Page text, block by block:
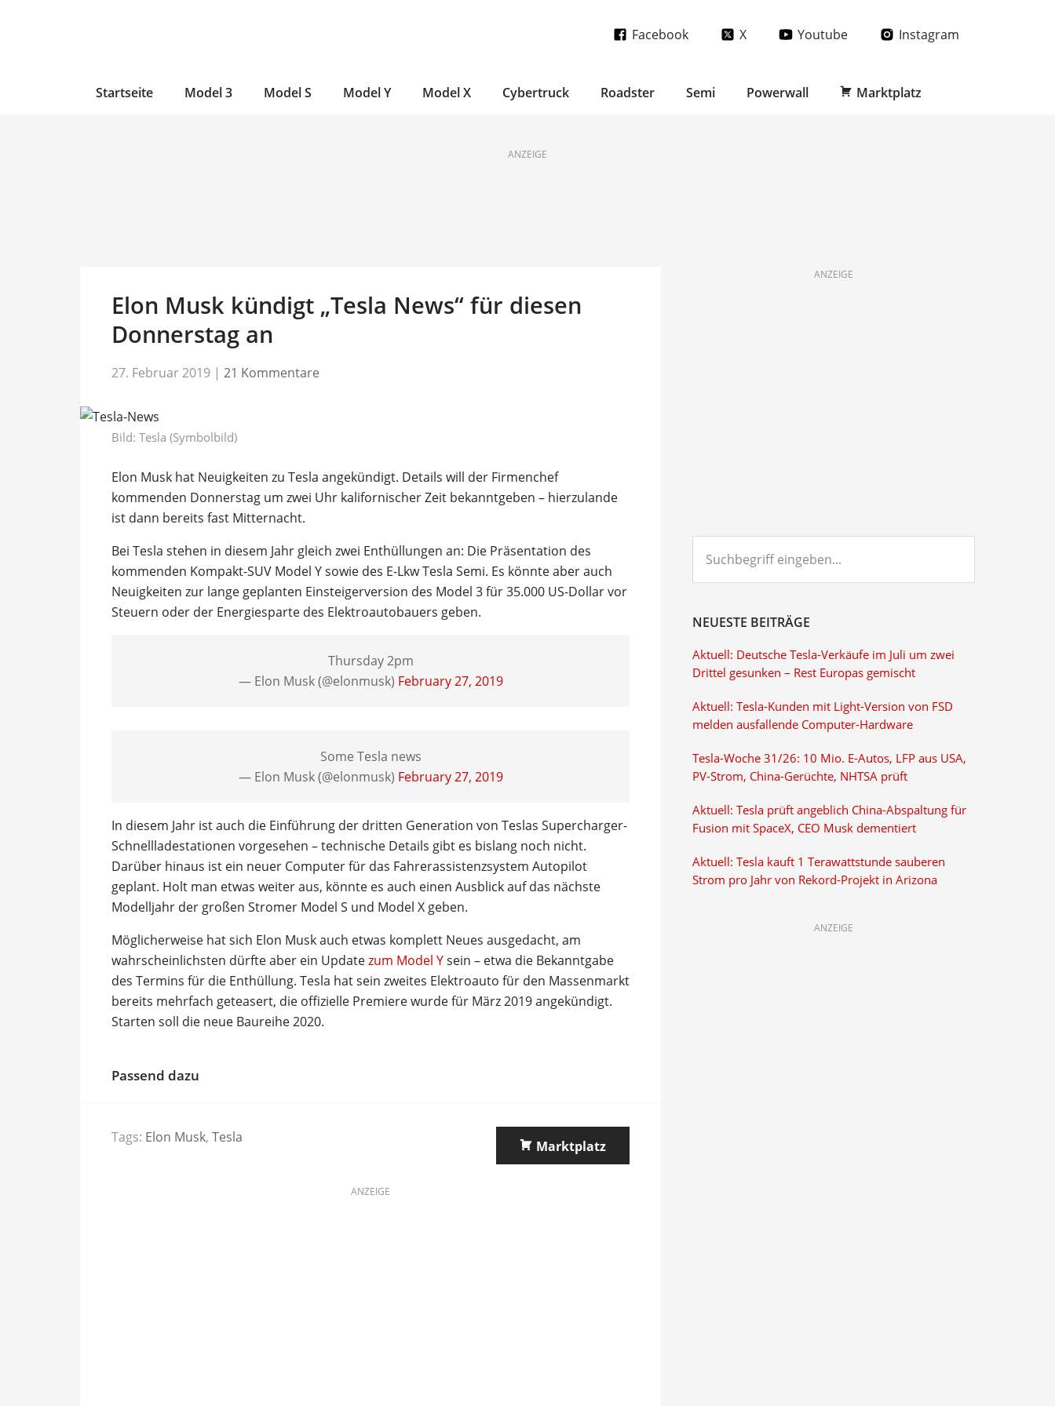
Facebook X Youtube Instagram
Startseite Model 3 Model S Model Y Model X Cybertruck Roadster Semi Powerwall Marktplatz
ANZEIGE
Elon Musk kündigt „Tesla News“ für diesen
Donnerstag an
27. Februar 2019 | 21 Kommentare
Bild: Tesla (Symbolbild)
Elon Musk hat Neuigkeiten zu Tesla angekündigt. Details will der Firmenchef
kommenden Donnerstag um zwei Uhr kalifornischer Zeit bekanntgeben – hierzulande
ist dann bereits fast Mitternacht.
Bei Tesla stehen in diesem Jahr gleich zwei Enthüllungen an: Die Präsentation des
kommenden Kompakt-SUV Model Y sowie des E-Lkw Tesla Semi. Es könnte aber auch
Neuigkeiten zur lange geplanten Einsteigerversion des Model 3 für 35.000 US-Dollar vor
Steuern oder der Energiesparte des Elektroautobauers geben.
Thursday 2pm
— Elon Musk (@elonmusk) February 27, 2019
Some Tesla news
— Elon Musk (@elonmusk) February 27, 2019
In diesem Jahr ist auch die Einführung der dritten Generation von Teslas Supercharger-
Schnellladestationen vorgesehen – technische Details gibt es bislang noch nicht.
Darüber hinaus ist ein neuer Computer für das Fahrerassistenzsystem Autopilot
geplant. Holt man etwas weiter aus, könnte es auch einen Ausblick auf das nächste
Modelljahr der großen Stromer Model S und Model X geben.
Möglicherweise hat sich Elon Musk auch etwas komplett Neues ausgedacht, am
wahrscheinlichsten dürfte aber ein Updatezum Model Ysein – etwa die Bekanntgabe
des Termins für die Enthüllung. Tesla hat sein zweites Elektroauto für den Massenmarkt
bereits mehrfach geteasert, die offizielle Premiere wurde für März 2019 angekündigt.
Starten soll die neue Baureihe 2020.
Passend dazu
Tags: Elon Musk, Tesla
Marktplatz
ANZEIGE
ANZEIGE
eingeben...
NEUESTE BEITRÄGE
Aktuell: Deutsche Tesla-Verkäufe im Juli um zwei
Drittel gesunken – Rest Europas gemischt
Aktuell: Tesla-Kunden mit Light-Version von FSD
melden ausfallende Computer-Hardware
Tesla-Woche 31/26: 10 Mio. E-Autos, LFP aus USA,
PV-Strom, China-Gerüchte, NHTSA prüft
Aktuell: Tesla prüft angeblich China-Abspaltung für
Fusion mit SpaceX, CEO Musk dementiert
Aktuell: Tesla kauft 1 Terawattstunde sauberen
Strom pro Jahr von Rekord-Projekt in Arizona
ANZEIGE